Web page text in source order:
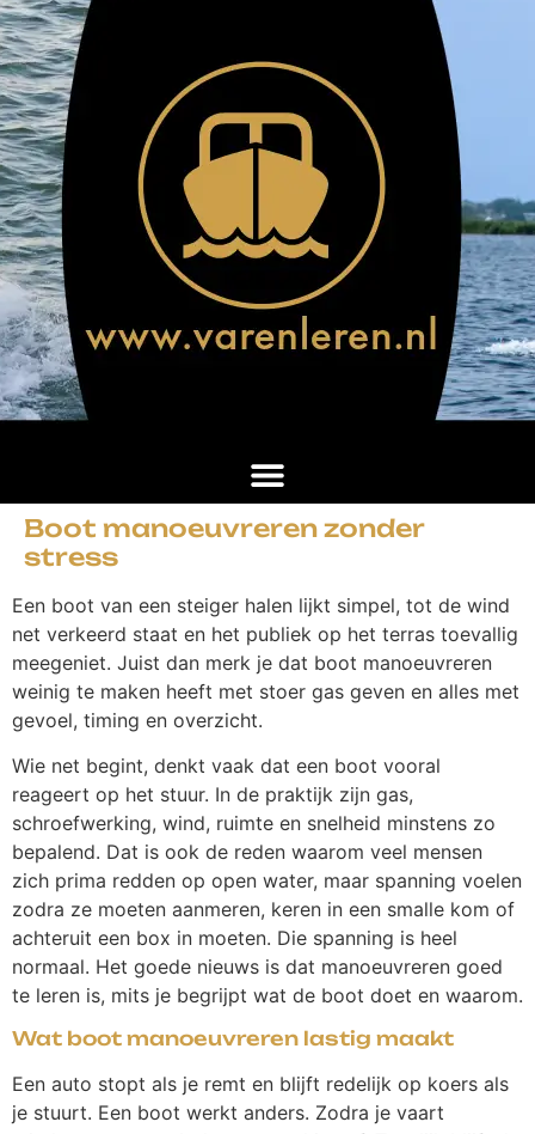
Boot manoeuvreren zonder
stress
Een boot van een steiger halen lijkt simpel, tot de wind
net verkeerd staat en het publiek op het terras toevallig
meegeniet. Juist dan merk je dat boot manoeuvreren
weinig te maken heeft met stoer gas geven en alles met
gevoel, timing en overzicht.
Wie net begint, denkt vaak dat een boot vooral
reageert op het stuur. In de praktijk zijn gas,
schroefwerking, wind, ruimte en snelheid minstens zo
bepalend. Dat is ook de reden waarom veel mensen
zich prima redden op open water, maar spanning voelen
zodra ze moeten aanmeren, keren in een smalle kom of
achteruit een box in moeten. Die spanning is heel
normaal. Het goede nieuws is dat manoeuvreren goed
te leren is, mits je begrijpt wat de boot doet en waarom.
Wat boot manoeuvreren lastig maakt
Een auto stopt als je remt en blijft redelijk op koers als
je stuurt. Een boot werkt anders. Zodra je vaart